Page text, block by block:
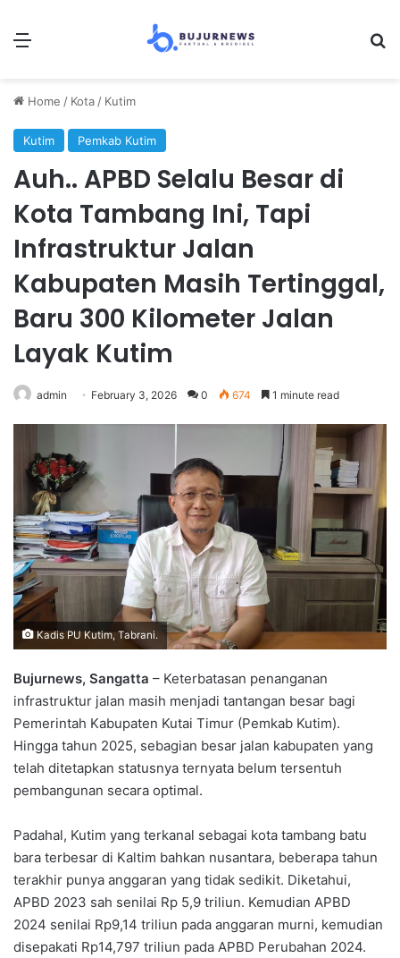
Menu
Home / Kota / Kutim
Kutim Pemkab Kutim
Auh.. APBD Selalu Besar di
Kota Tambang Ini, Tapi
Infrastruktur Jalan
Kabupaten Masih Tertinggal,
Baru 300 Kilometer Jalan
Layak Kutim
admin February 3, 2026 0 674 1 minute read
Kadis PU Kutim, Tabrani.
Bujurnews, Sangatta – Keterbatasan penanganan
infrastruktur jalan masih menjadi tantangan besar bagi
Pemerintah Kabupaten Kutai Timur (Pemkab Kutim).
Hingga tahun 2025, sebagian besar jalan kabupaten yang
telah ditetapkan statusnya ternyata belum tersentuh
pembangunan secara optimal.
Padahal, Kutim yang terkanal sebagai kota tambang batu
bara terbesar di Kaltim bahkan nusantara, beberapa tahun
terakhir punya anggaran yang tidak sedikit. Diketahui,
APBD 2023 sah senilai Rp 5,9 triliun. Kemudian APBD
2024 senilai Rp9,14 triliun pada anggaran murni, kemudian
disepakati Rp14,797 triliun pada APBD Perubahan 2024.